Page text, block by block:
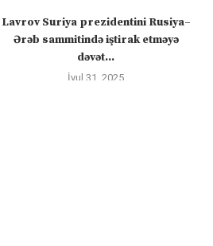
Lavrov Suriya prezidentini Rusiya–
Ərəb sammitində iştirak etməyə
dəvət...
İyul 31, 2025